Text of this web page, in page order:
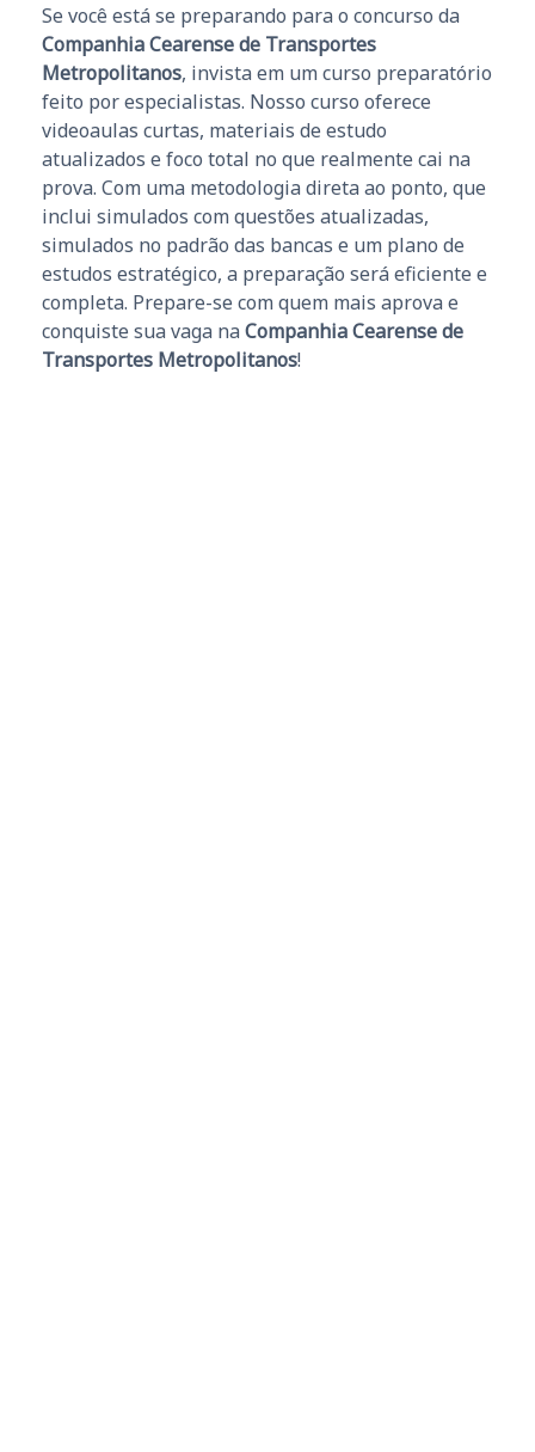
Se você está se preparando para o concurso da
Companhia Cearense de Transportes
Metropolitanos, invista em um curso preparatório
feito por especialistas. Nosso curso oferece
videoaulas curtas, materiais de estudo
atualizados e foco total no que realmente cai na
prova. Com uma metodologia direta ao ponto, que
inclui simulados com questões atualizadas,
simulados no padrão das bancas e um plano de
estudos estratégico, a preparação será eficiente e
completa. Prepare-se com quem mais aprova e
conquiste sua vaga na Companhia Cearense de
Transportes Metropolitanos!